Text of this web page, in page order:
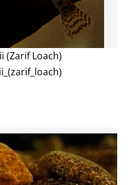
(Zarif Loach)